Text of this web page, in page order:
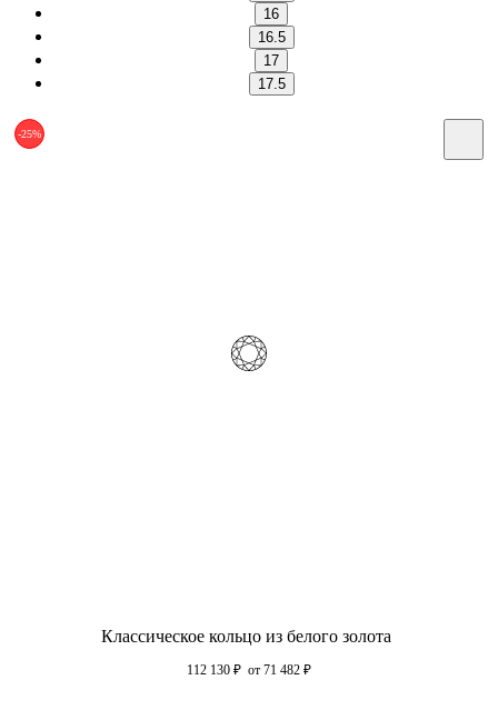
16
16.5
17
17.5
-25%
Классическое кольцо из белого золота
112 130 ₽ от 71 482 ₽